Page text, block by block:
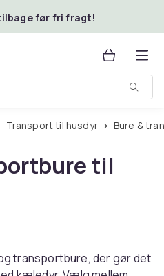
før fri fragt!
Transport til husdyr Bure &
til
transportbure, der gør det